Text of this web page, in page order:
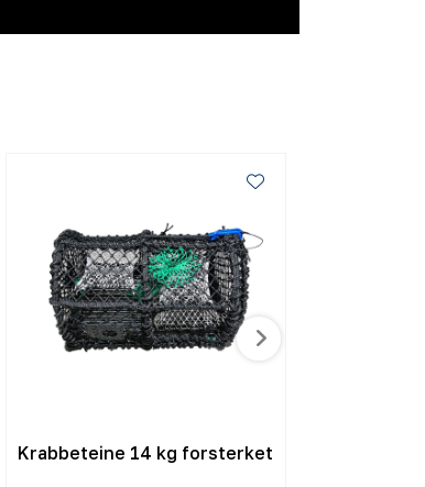
Krabbeteine 14 kg forsterket